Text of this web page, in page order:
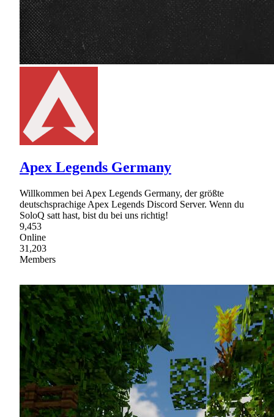
Apex Legends Germany
Willkommen bei Apex Legends Germany, der größte
deutschsprachige Apex Legends Discord Server. Wenn du
SoloQ satt hast, bist du bei uns richtig!
9,453
Online
31,203
Members